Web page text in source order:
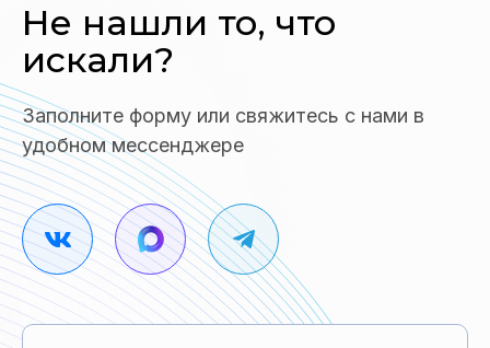
Не нашли то, что
искали?
Заполните форму или свяжитесь с нами в
удобном мессенджере